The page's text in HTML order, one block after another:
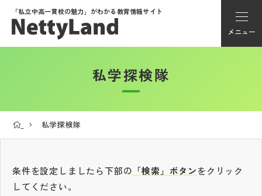
「私立中高一貫校の魅力」がわかる教育情報サイト
メニュー
アカウント登録
メニュー
学校選び
私学探検隊
私学探検隊
条件を設定しましたら下部の 「検索」ボタンをクリック
してください。